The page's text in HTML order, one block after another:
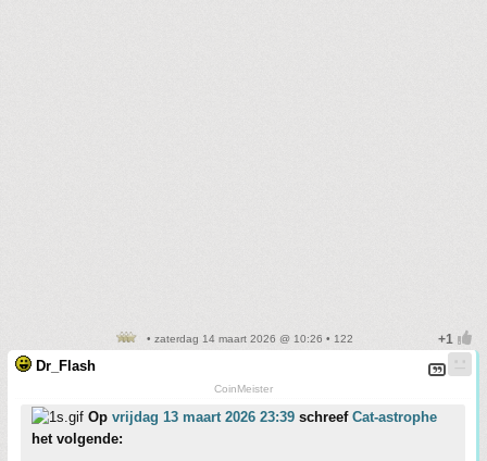
• zaterdag 14 maart 2026 @ 10:26 • 122
Dr_Flash
CoinMeister
Op vrijdag 13 maart 2026 23:39 schreef Cat-astrophe
het volgende: